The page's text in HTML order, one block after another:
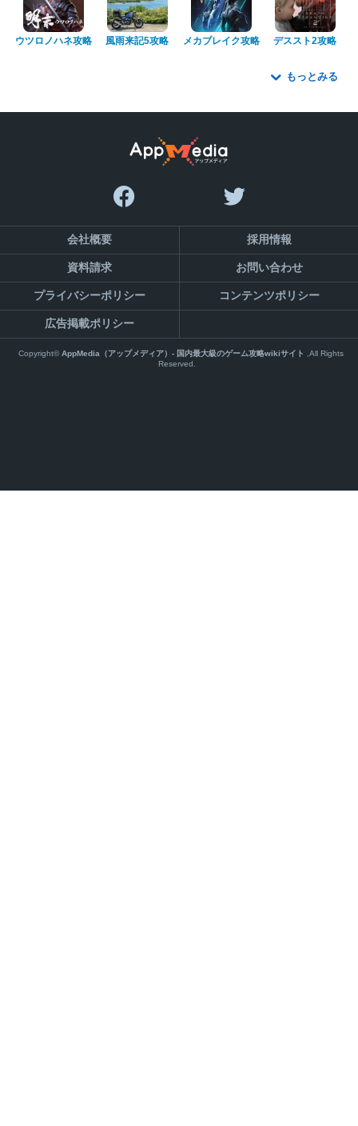
ウツロノハネ攻略 風雨来記5攻略 メカブレイク攻略 デススト2攻略
もっとみる
会社概要 採用情報
資料請求 お問い合わせ
プライバシーポリシー コンテンツポリシー
広告掲載ポリシー
Copyright©AppMedia（アップメディア）- 国内最大級のゲーム攻略wikiサイト ,All Rights
Reserved.